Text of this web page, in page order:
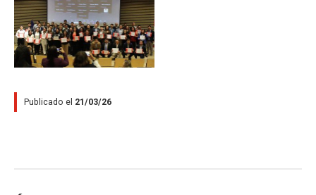
Publicado el 21/03/26